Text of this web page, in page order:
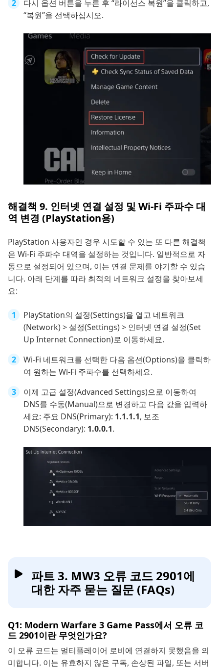
다시 옵션 버튼을 누른 후 “라이선스 복원”을 클릭하고,
“복원”을 선택하십시오.
해결책 9. 인터넷 연결 설정 및 Wi-Fi 주파수 대
역 변경 (PlayStation용)
PlayStation 사용자인 경우 시도할 수 있는 또 다른 해결책
은 Wi-Fi 주파수 대역을 설정하는 것입니다. 일반적으로 자
동으로 설정되어 있으며, 이는 연결 문제를 야기할 수 있습
니다. 아래 단계를 따라 최적의 네트워크 설정을 찾아보세
요:
PlayStation의 설정(Settings)을 열고 네트워크
(Network) > 설정(Settings) > 인터넷 연결 설정(Set
Up Internet Connection)로 이동하세요.
Wi-Fi 네트워크를 선택한 다음 옵션(Options)을 클릭하
여 원하는 Wi-Fi 주파수를 선택하세요.
이제 고급 설정(Advanced Settings)으로 이동하여
DNS를 수동(Manual)으로 변경하고 다음 값을 입력하
세요: 주요 DNS(Primary): 1.1.1.1, 보조
DNS(Secondary): 1.0.0.1.
파트 3. MW3 오류 코드 2901에
대한 자주 묻는 질문 (FAQs)
Q1: Modern Warfare 3 Game Pass에서 오류 코
드 2901이란 무엇인가요?
이 오류 코드는 멀티플레이어 로비에 연결하지 못했음을 의
미합니다. 이는 유효하지 않은 구독, 손상된 파일, 또는 서버